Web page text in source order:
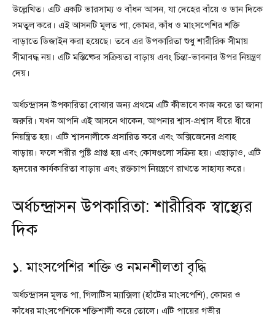
উল্লেখিত। এটি একটি ভারসাম্য ও বাঁধন আসন, যা দেহের বাঁয়ে ও ডান দিকে
সমতুল করে। এই আসনটি মূলত পা, কোমর, কাঁধ ও মাংসপেশির শক্তি
বাড়াতে ডিজাইন করা হয়েছে। তবে এর উপকারিতা শুধু শারীরিক সীমায়
সীমাবদ্ধ নয়। এটি মস্তিষ্কের সক্রিয়তা বাড়ায় এবং চিন্তা-ভাবনার উপর নিয়ন্ত্রণ
দেয়।
অর্ধচন্দ্রাসন উপকারিতা বোঝার জন্য প্রথমে এটি কীভাবে কাজ করে তা জানা
জরুরি। যখন আপনি এই আসনে থাকেন, আপনার শ্বাস-প্রশ্বাস ধীরে ধীরে
নিয়ন্ত্রিত হয়। এটি শ্বাসনালীকে প্রসারিত করে এবং অক্সিজেনের প্রবাহ
বাড়ায়। ফলে শরীর পুষ্টি প্রাপ্ত হয় এবং কোষগুলো সক্রিয় হয়। এছাড়াও, এটি
হৃদয়ের কার্যকারিতা বাড়ায় এবং রক্তচাপ নিয়ন্ত্রণে রাখতে সাহায্য করে।
অর্ধচন্দ্রাসন উপকারিতা: শারীরিক স্বাস্থ্যের
দিক
১. মাংসপেশির শক্তি ও নমনশীলতা বৃদ্ধি
অর্ধচন্দ্রাসন মূলত পা, গিলাটিস ম্যাক্সিলা (হাঁটের মাংসপেশি), কোমর ও
কাঁধের মাংসপেশিকে শক্তিশালী করে তোলে। এটি পায়ের গভীর